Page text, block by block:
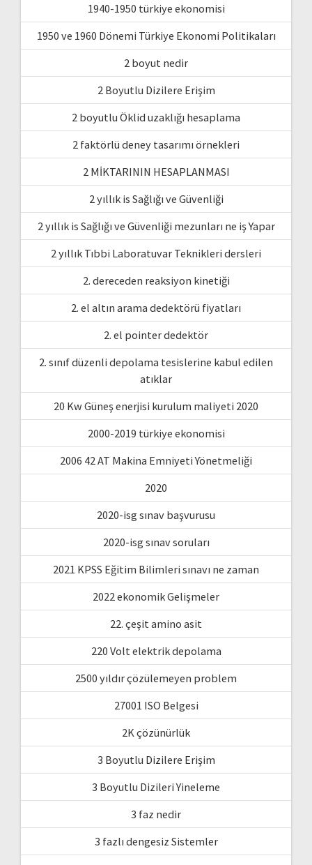
1940-1950 türkiye ekonomisi
1950 ve 1960 Dönemi Türkiye Ekonomi Politikaları
2 boyut nedir
2 Boyutlu Dizilere Erişim
2 boyutlu Öklid uzaklığı hesaplama
2 faktörlü deney tasarımı örnekleri
2 MİKTARININ HESAPLANMASI
2 yıllık is Sağlığı ve Güvenliği
2 yıllık is Sağlığı ve Güvenliği mezunları ne iş Yapar
2 yıllık Tıbbi Laboratuvar Teknikleri dersleri
2. dereceden reaksiyon kinetiği
2. el altın arama dedektörü fiyatları
2. el pointer dedektör
2. sınıf düzenli depolama tesislerine kabul edilen
atıklar
20 Kw Güneş enerjisi kurulum maliyeti 2020
2000-2019 türkiye ekonomisi
2006 42 AT Makina Emniyeti Yönetmeliği
2020
2020-isg sınav başvurusu
2020-isg sınav soruları
2021 KPSS Eğitim Bilimleri sınavı ne zaman
2022 ekonomik Gelişmeler
22. çeşit amino asit
220 Volt elektrik depolama
2500 yıldır çözülemeyen problem
27001 ISO Belgesi
2K çözünürlük
3 Boyutlu Dizilere Erişim
3 Boyutlu Dizileri Yineleme
3 faz nedir
3 fazlı dengesiz Sistemler